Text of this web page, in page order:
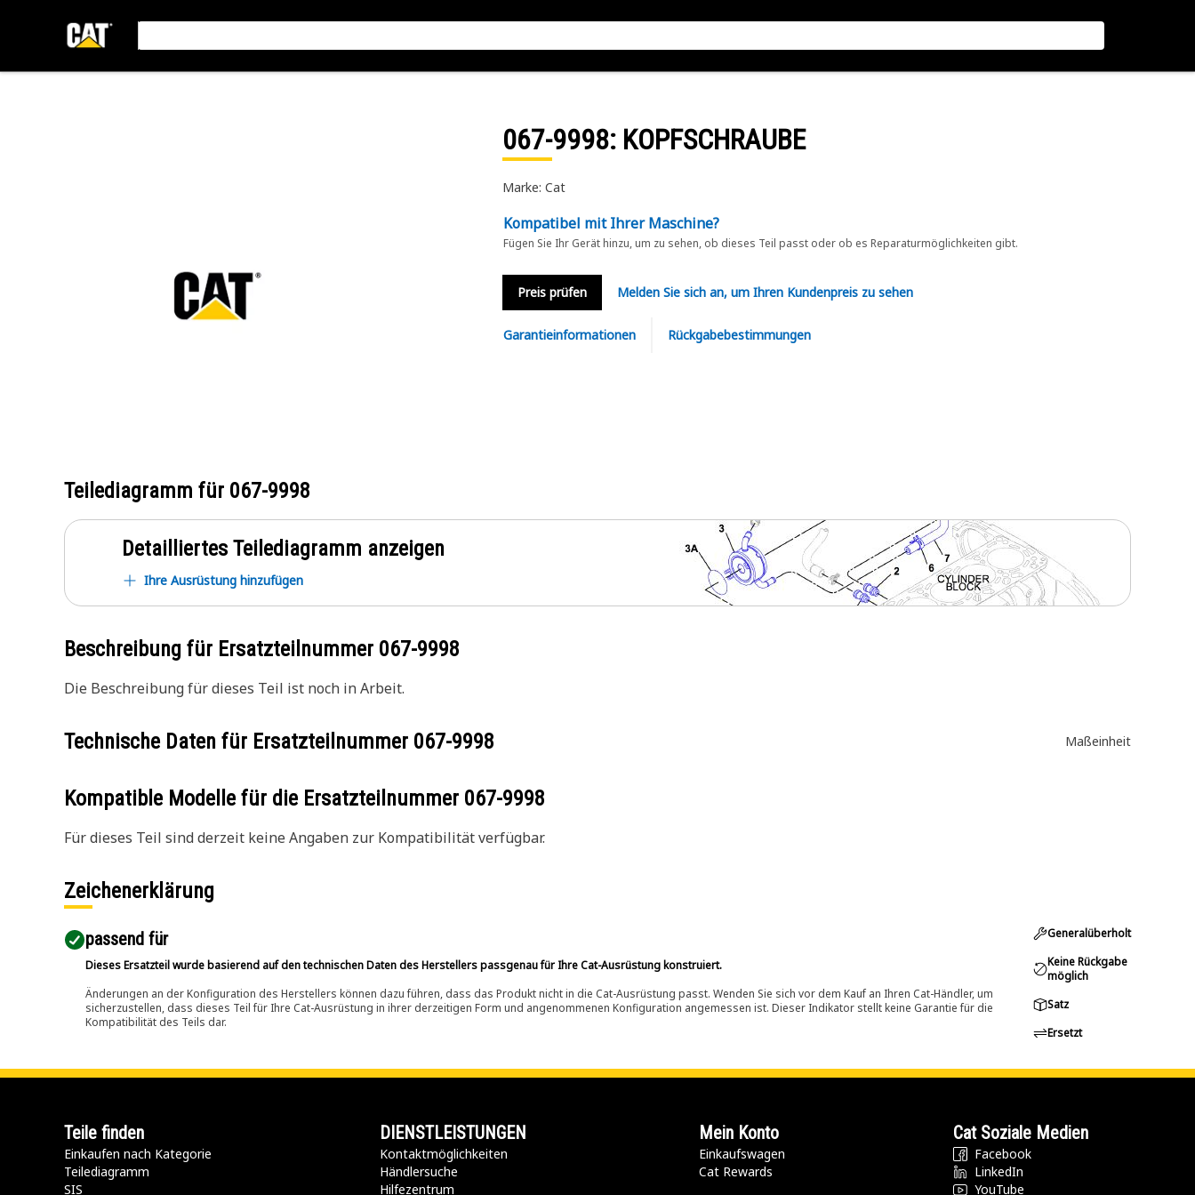
067-9998: KOPFSCHRAUBE
Marke: Cat
Kompatibel mit Ihrer Maschine?
Fügen Sie Ihr Gerät hinzu, um zu sehen, ob dieses Teil passt oder ob es Reparaturmöglichkeiten gibt.
Preis prüfen Melden Sie sich an, um Ihren Kundenpreis zu sehen
Garantieinformationen Rückgabebestimmungen
Teilediagramm für 067-9998
Detailliertes Teilediagramm anzeigen
Ihre Ausrüstung hinzufügen
Beschreibung für Ersatzteilnummer 067-9998
Die Beschreibung für dieses Teil ist noch in Arbeit.
Technische Daten für Ersatzteilnummer 067-9998 Maßeinheit
Kompatible Modelle für die Ersatzteilnummer 067-9998
Für dieses Teil sind derzeit keine Angaben zur Kompatibilität verfügbar.
Zeichenerklärung
passend für​
Dieses Ersatzteil wurde basierend auf den technischen Daten des Herstellers passgenau für Ihre Cat-Ausrüstung konstruiert.
Änderungen an der Konfiguration des Herstellers können dazu führen, dass das Produkt nicht in die Cat-Ausrüstung passt. Wenden Sie sich vor dem Kauf an Ihren Cat-Händler, um
sicherzustellen, dass dieses Teil für Ihre Cat-Ausrüstung in ihrer derzeitigen Form und angenommenen Konfiguration angemessen ist. Dieser Indikator stellt keine Garantie für die
Kompatibilität des Teils dar.
Generalüberholt
Keine Rückgabe
möglich
Satz
Ersetzt
Teile finden
Einkaufen nach Kategorie
Teilediagramm
SIS
DIENSTLEISTUNGEN
Kontaktmöglichkeiten​
Händlersuche
Hilfezentrum
Mein Konto
Einkaufswagen
Cat Rewards
Cat Soziale Medien
Facebook
LinkedIn
YouTube